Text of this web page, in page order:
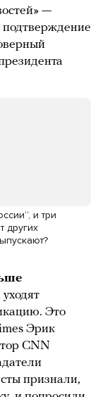
—
подтверждение
и три
других
Это
Эрик
CNN
признали,